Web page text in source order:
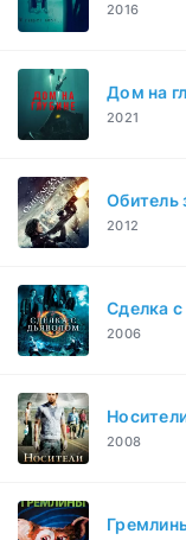
2016
Дом на
2021
Обитель
2012
Сделка
2006
2008